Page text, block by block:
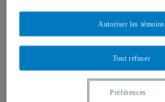
Équipe
Proposition de projet
Plan des salles
Salle de presse
Tout refuser
Autoriser les témoins
Préférences